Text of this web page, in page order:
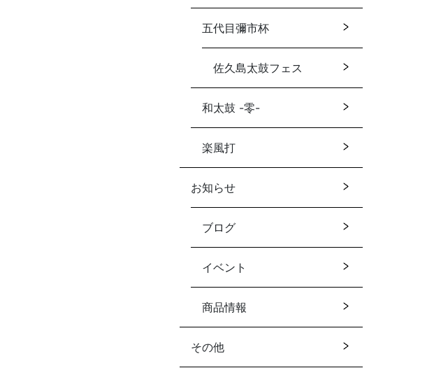
五代目彌市杯
佐久島太鼓フェス
和太鼓 -零-
楽風打
お知らせ
ブログ
イベント
商品情報
その他